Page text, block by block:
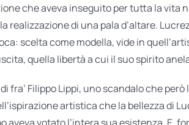
che aveva inseguito per tutta la vita
di una pala d’altare.
scelta come modella, vide in
quella libertà a cui il suo spirito
Filippo Lippi, uno scandalo che
artistica che la bellezza di